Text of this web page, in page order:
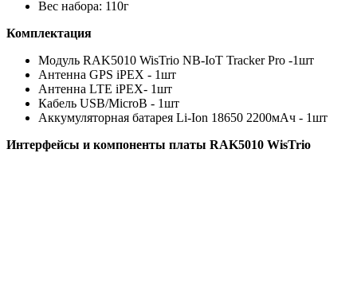
Вес набора: 110г
Комплектация
Модуль RAK5010 WisTrio NB-IoT Tracker Pro -1шт
Антенна GPS iPEX - 1шт
Антенна LTE iPEX- 1шт
Кабель USB/MicroB - 1шт
Аккумуляторная батарея Li-Ion 18650 2200мАч - 1шт
Интерфейсы и компоненты платы RAK5010 WisTrio